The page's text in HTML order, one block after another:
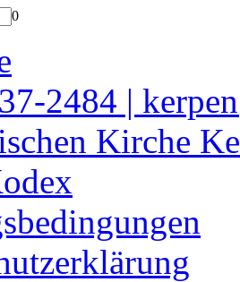
0
2484 |
Kirche